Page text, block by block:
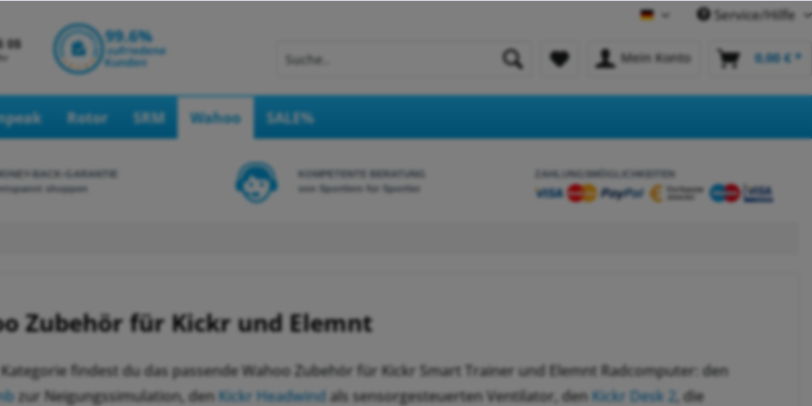
Deutsch Service/Hilfe
Mein Konto 0,00 € *
Rotor SRM Wahoo SALE%
BACK-GARANTIE
shoppen
KOMPETENTE BERATUNG
von Sportlern für Sportler
ZAHLUNGSMÖGLICHKEITEN
Zubehör für Kickr und Elemnt
findest du das passende Wahoo Zubehör für Kickr Smart Trainer und Elemnt Radcomputer: den
zur Neigungssimulation, denKickr Headwind als sensorgesteuerten Ventilator, denKickr Desk 2 , die